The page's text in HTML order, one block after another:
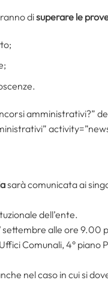
disuperare le
amministrativi?”
sarà comunicata ai
dell’ente.
settembre alle ore 9.00
Comunali, 4° piano
nel caso in cui si